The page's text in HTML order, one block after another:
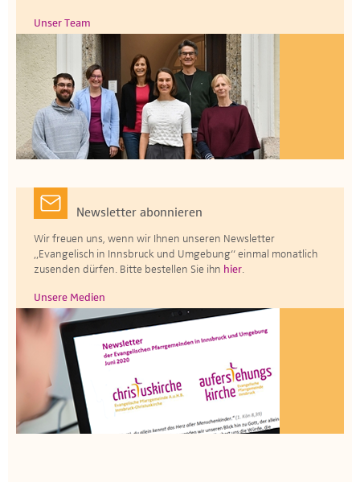
Unser Team
Newsletter abonnieren
Wir freuen uns, wenn wir Ihnen unseren Newsletter
„Evangelisch in Innsbruck und Umgebung“ einmal monatlich
zusenden dürfen. Bitte bestellen Sie ihn hier.
Unsere Medien